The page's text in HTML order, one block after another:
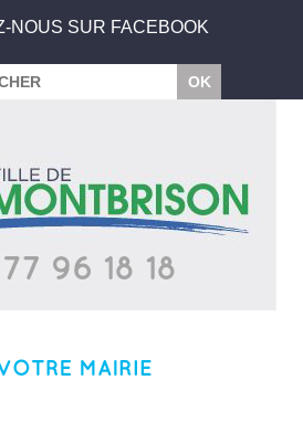
NOUS SUR FACEBOOK